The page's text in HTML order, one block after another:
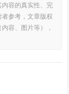
容的真实性、完
参考，文章版权
容、图片等），